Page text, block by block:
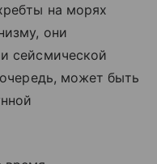
на морях
они
сейсмической
может быть